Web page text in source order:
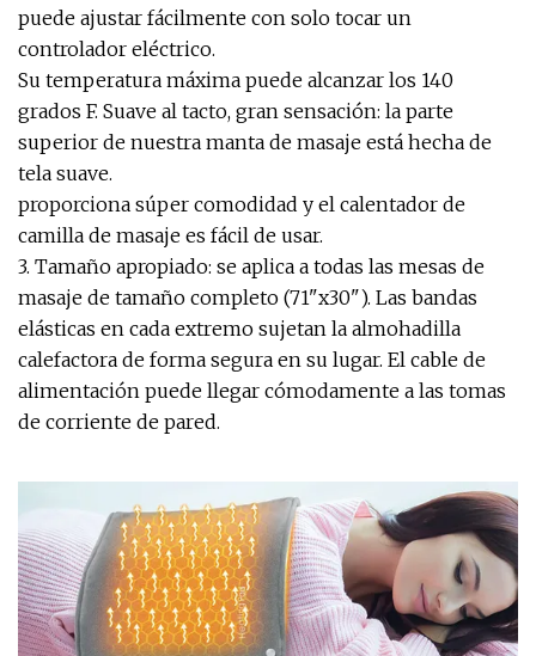
puede ajustar fácilmente con solo tocar un
controlador eléctrico.
Su temperatura máxima puede alcanzar los 140
grados F. Suave al tacto, gran sensación: la parte
superior de nuestra manta de masaje está hecha de
tela suave.
proporciona súper comodidad y el calentador de
camilla de masaje es fácil de usar.
3. Tamaño apropiado: se aplica a todas las mesas de
masaje de tamaño completo (71"x30"). Las bandas
elásticas en cada extremo sujetan la almohadilla
calefactora de forma segura en su lugar. El cable de
alimentación puede llegar cómodamente a las tomas
de corriente de pared.